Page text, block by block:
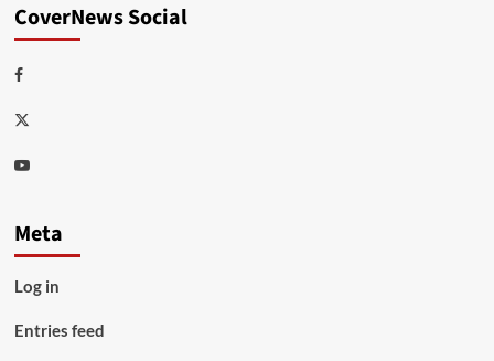
CoverNews Social
Facebook
Twitter
Youtube
Meta
Log in
Entries feed